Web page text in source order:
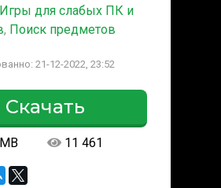
Игры для слабых ПК и
, Поиск предметов
21-12-2022, 23:52
Скачать
11 461